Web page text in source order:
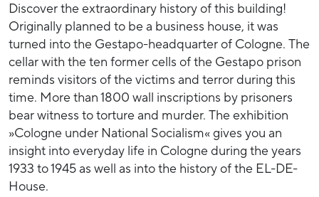
Discover the extraordinary history of this building!
Originally planned to be a business house, it was
turned into the Gestapo-headquarter of Cologne. The
cellar with the ten former cells of the Gestapo prison
reminds visitors of the victims and terror during this
time. More than 1800 wall inscriptions by prisoners
bear witness to torture and murder. The exhibition
»Cologne under National Socialism« gives you an
insight into everyday life in Cologne during the years
1933 to 1945 as well as into the history of the EL-DE-
House.